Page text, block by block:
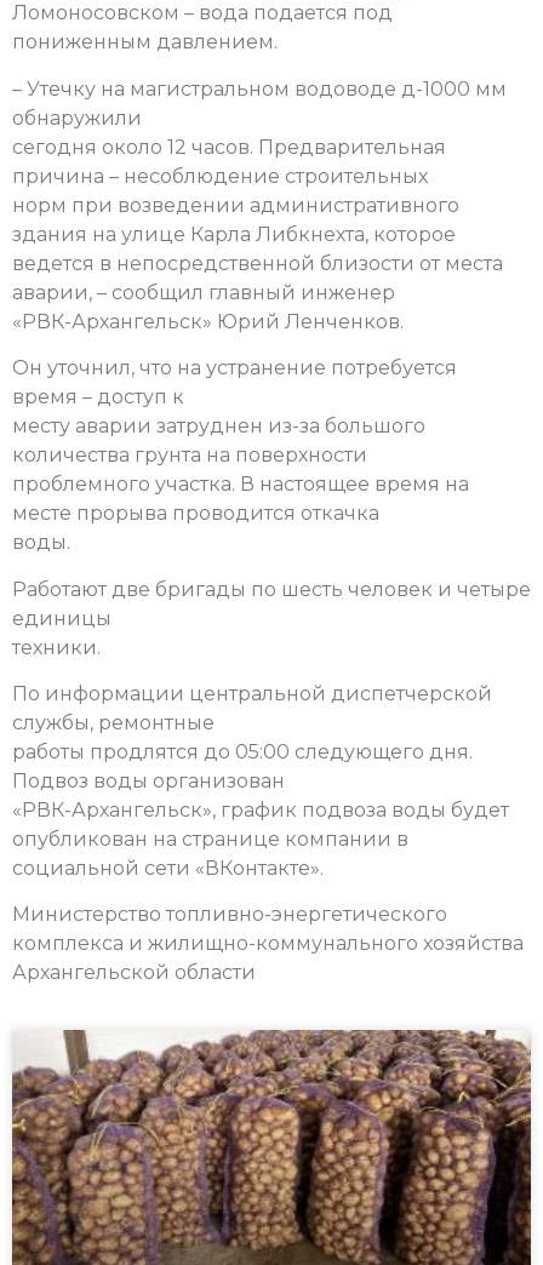
Ломоносовском – вода подается под
пониженным давлением.
– Утечку на магистральном водоводе д-1000 мм
обнаружили
сегодня около 12 часов. Предварительная
причина – несоблюдение строительных
норм при возведении административного
здания на улице Карла Либкнехта, которое
ведется в непосредственной близости от места
аварии, – сообщил главный инженер
«РВК-Архангельск» Юрий Ленченков.
Он уточнил, что на устранение потребуется
время – доступ к
месту аварии затруднен из-за большого
количества грунта на поверхности
проблемного участка. В настоящее время на
месте прорыва проводится откачка
воды.
Работают две бригады по шесть человек и четыре
единицы
техники.
По информации центральной диспетчерской
службы, ремонтные
работы продлятся до 05:00 следующего дня.
Подвоз воды организован
«РВК-Архангельск», график подвоза воды будет
опубликован на странице компании в
социальной сети «ВКонтакте».
Министерство топливно-энергетического
комплекса и жилищно-коммунального хозяйства
Архангельской области